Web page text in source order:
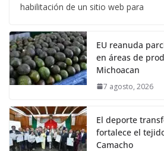
habilitación de un sitio web para
EU reanuda
en áreas de
Michoacan
7 agosto, 2026
El deporte
fortalece el
Camacho